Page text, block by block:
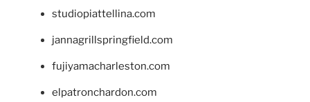
studiopiattellina.com
jannagrillspringfield.com
fujiyamacharleston.com
elpatronchardon.com